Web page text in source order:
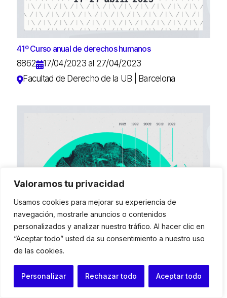
Valoramos tu privacidad
Usamos cookies para mejorar su experiencia de
navegación, mostrarle anuncios o contenidos
personalizados y analizar nuestro tráfico. Al hacer clic en
“Aceptar todo” usted da su consentimiento a nuestro uso
de las cookies.
Personalizar Rechazar todo Aceptar todo
41º Curso anual de derechos humanos
8862
17/04/2023 al 27/04/2023
Facultad de Derecho de la UB | Barcelona